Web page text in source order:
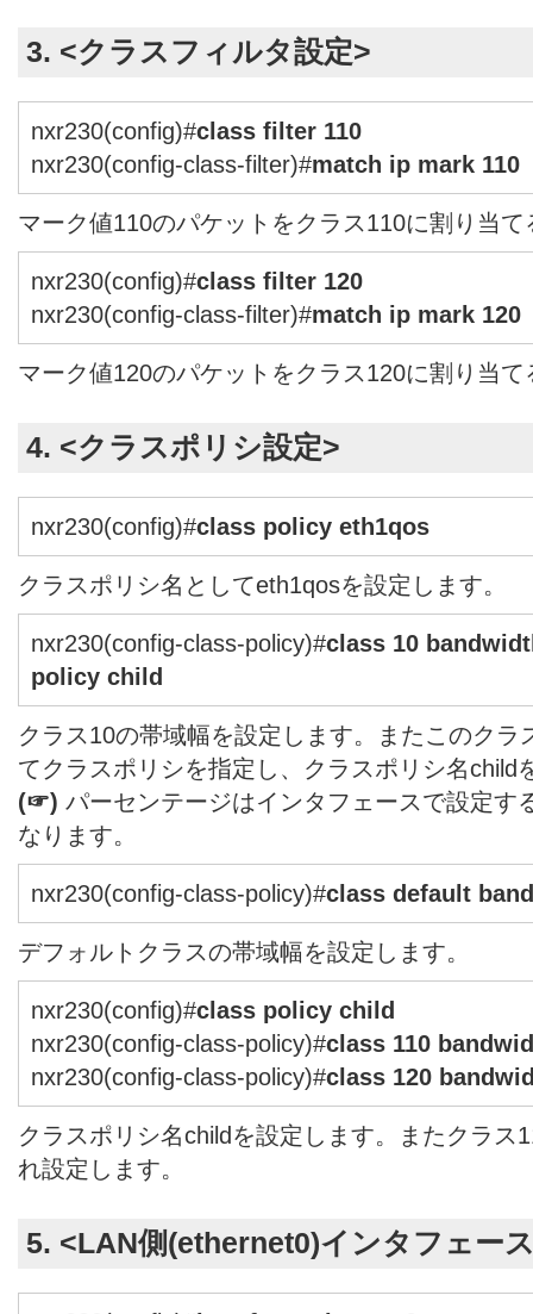
3. <クラスフィルタ設定>
nxr230(config)#class filter 110
nxr230(config-class-filter)#match ip mark 110
マーク値110のパケットをクラス110に割り当
nxr230(config)#class filter 120
nxr230(config-class-filter)#match ip mark 120
マーク値120のパケットをクラス120に割り当
4. <クラスポリシ設定>
nxr230(config)#class policy eth1qos
クラスポリシ名としてeth1qosを設定します。
nxr230(config-class-policy)#class 10
policy child
クラス10の帯域幅を設定します。またこのクラ
てクラスポリシを指定し、クラスポリシ名child
(☞) パーセンテージはインタフェースで設定す
なります。
nxr230(config-class-policy)#class default
デフォルトクラスの帯域幅を設定します。
nxr230(config)#class policy child
nxr230(config-class-policy)#class 110
nxr230(config-class-policy)#class 120
クラスポリシ名childを設定します。またクラス
れ設定します。
5. <LAN側(ethernet0)インタフェー